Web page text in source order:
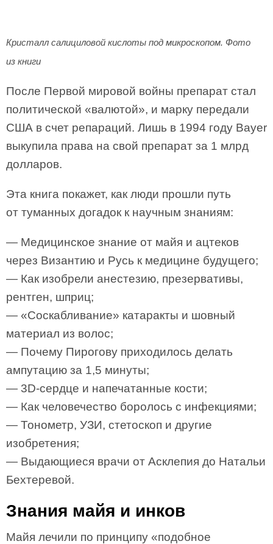
Кристалл салициловой кислоты под микроскопом. Фото
из книги
После Первой мировой войны препарат стал
политической «валютой», и марку передали
США в счет репараций. Лишь в 1994 году Bayer
выкупила права на свой препарат за 1 млрд
долларов.
Эта книга покажет, как люди прошли путь
от туманных догадок к научным знаниям:
— Медицинское знание от майя и ацтеков
через Византию и Русь к медицине будущего;
— Как изобрели анестезию, презервативы,
рентген, шприц;
— «Соскабливание» катаракты и шовный
материал из волос;
— Почему Пирогову приходилось делать
ампутацию за 1,5 минуты;
— 3D-сердце и напечатанные кости;
— Как человечество боролось с инфекциями;
— Тонометр, УЗИ, стетоскоп и другие
изобретения;
— Выдающиеся врачи от Асклепия до Натальи
Бехтеревой.
Знания майя и инков
Майя лечили по принципу «подобное